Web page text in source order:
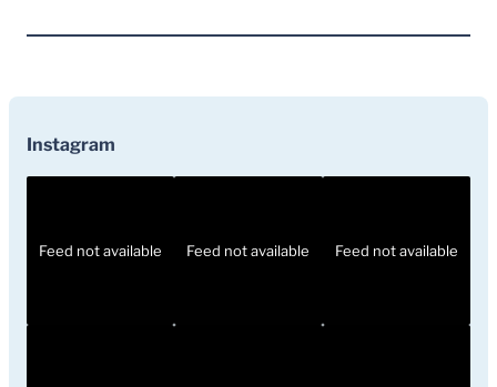
Instagram
Feed not available Feed not available Feed not available